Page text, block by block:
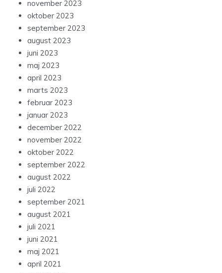
november 2023
oktober 2023
september 2023
august 2023
juni 2023
maj 2023
april 2023
marts 2023
februar 2023
januar 2023
december 2022
november 2022
oktober 2022
september 2022
august 2022
juli 2022
september 2021
august 2021
juli 2021
juni 2021
maj 2021
april 2021